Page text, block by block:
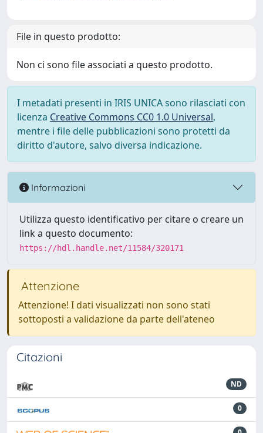
File in questo prodotto:
Non ci sono file associati a questo prodotto.
I metadati presenti in IRIS UNICA sono rilasciati con
licenza Creative Commons CC0 1.0 Universal,
mentre i file delle pubblicazioni sono protetti da
diritto d'autore, salvo diversa indicazione.
Informazioni
Utilizza questo identificativo per citare o creare un
link a questo documento:
https://hdl.handle.net/11584/320171
Attenzione
Attenzione! I dati visualizzati non sono stati
sottoposti a validazione da parte dell'ateneo
Citazioni
ND
0